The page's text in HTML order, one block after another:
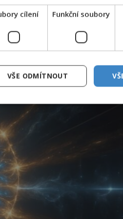
Zprávy o tomto tajemném
které se prý dokázaly
cílení Funkční soubory
VŠE ODMÍTNOUT